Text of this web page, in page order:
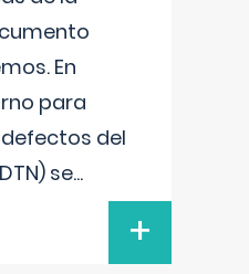
En
para
del
se...
+